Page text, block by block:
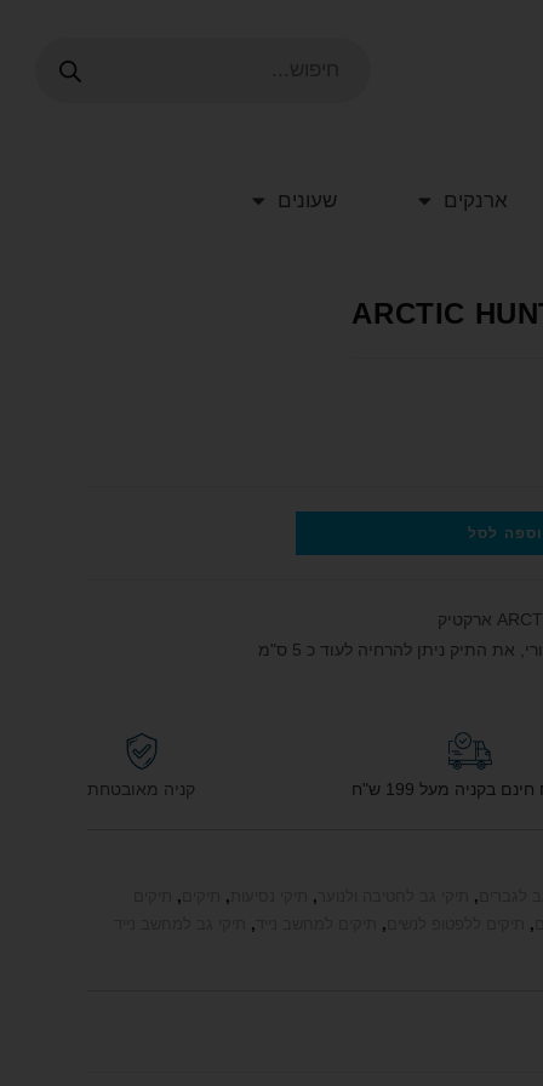
ארנקים שעונים
לסל
התיק ניתן להרחיה לעוד כ 5 ס"מ
בקניה מעל 199 ש"ח קניה מאובטחת
,
,
,
,
,
,
,